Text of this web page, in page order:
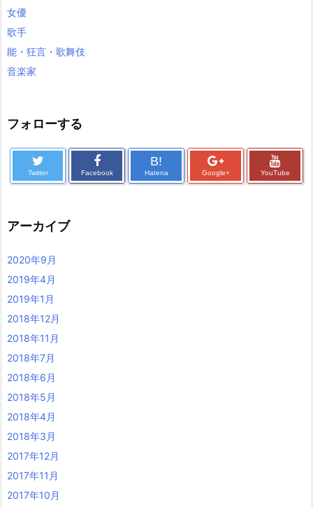
女優
歌手
能・狂言・歌舞伎
音楽家
フォローする
Twitter Facebook
B!
Hatena Google+ YouTube
アーカイブ
2020年9月
2019年4月
2019年1月
2018年12月
2018年11月
2018年7月
2018年6月
2018年5月
2018年4月
2018年3月
2017年12月
2017年11月
2017年10月